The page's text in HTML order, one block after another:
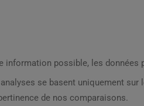
information possible, les
se basent uniquement sur
de nos comparaisons.